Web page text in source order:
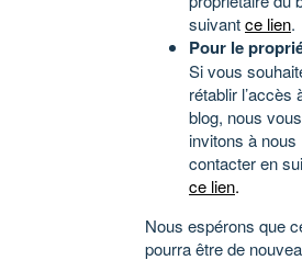
suivantce lien.
Pour le
Si vous
rétablir l’accès
blog, nous vous
invitons à nous
contacter en
ce lien.
Nous espérons que
pourra être de